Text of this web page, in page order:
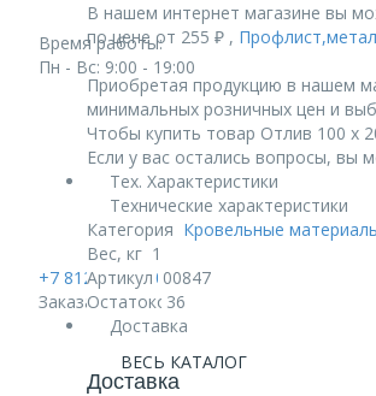
Время работы:
Пн - Вс: 9:00 - 19:00
+7 812 740 68 02
Заказать звонок
ВЕСЬ КАТАЛОГ
В нашем интернет магазине вы
по цене от 255 ₽ ,
Приобретая продукцию в нашем
минимальных розничных цен и
Чтобы купить товар Отлив 100 х
Если у вас остались вопросы, вы
Тех. Характеристики
Технические характеристики
Категория Кровельные
Вес, кг 1
Артикул 00847
Остаток 36
Доставка
Доставка